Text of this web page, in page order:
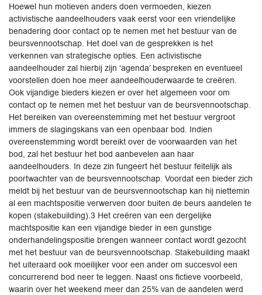
Hoewel hun motieven anders doen vermoeden, kiezen
activistische aandeelhouders vaak eerst voor een vriendelijke
benadering door contact op te nemen met het bestuur van de
beursvennootschap. Het doel van de gesprekken is het
verkennen van strategische opties. Een activistische
aandeelhouder zal hierbij zijn ‘agenda’ bespreken en eventueel
voorstellen doen hoe meer aandeelhouderwaarde te creëren.
Ook vijandige bieders kiezen er over het algemeen voor om
contact op te nemen met het bestuur van de beursvennootschap.
Het bereiken van overeenstemming met het bestuur vergroot
immers de slagingskans van een openbaar bod. Indien
overeenstemming wordt bereikt over de voorwaarden van het
bod, zal het bestuur het bod aanbevelen aan haar
aandeelhouders. In deze zin fungeert het bestuur feitelijk als
poortwachter van de beursvennootschap. Voordat een bieder zich
meldt bij het bestuur van de beursvennootschap kan hij niettemin
al een machtspositie verwerven door buiten de beurs aandelen te
kopen (stakebuilding).3 Het creëren van een dergelijke
machtspositie kan een vijandige bieder in een gunstige
onderhandelingspositie brengen wanneer contact wordt gezocht
met het bestuur van de beursvennootschap. Stakebuilding maakt
het uiteraard ook moeilijker voor een ander om succesvol een
concurrerend bod neer te leggen. Naast ons fictieve voorbeeld,
waarin over het weekend meer dan 25% van de aandelen werd